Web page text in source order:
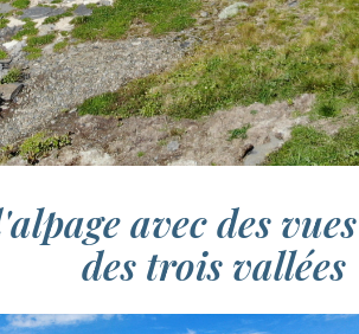
avec des
des trois vallées